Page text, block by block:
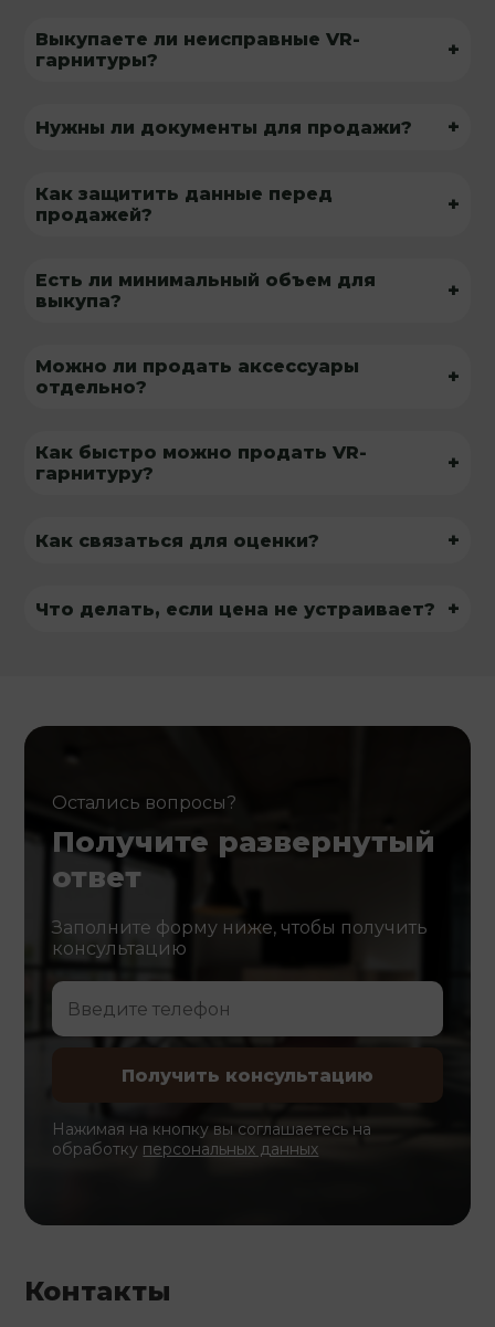
Выкупаете ли неисправные VR-
гарнитуры?
+
Нужны ли документы для продажи? +
Как защитить данные перед
продажей?
+
Есть ли минимальный объем для
выкупа?
+
Можно ли продать аксессуары
отдельно?
+
Как быстро можно продать VR-
гарнитуру?
+
Как связаться для оценки? +
Что делать, если цена не устраивает? +
Остались вопросы?
Получите развернутый
ответ
Заполните форму ниже, чтобы получить
консультацию
Нажимая на кнопку вы соглашаетесь на
обработку персональных данных
Контакты